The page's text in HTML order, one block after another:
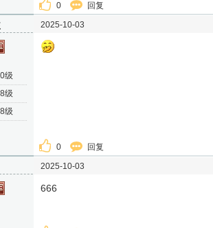
0 回复
级
级
级
2025-10-03
0 回复
2025-10-03
666